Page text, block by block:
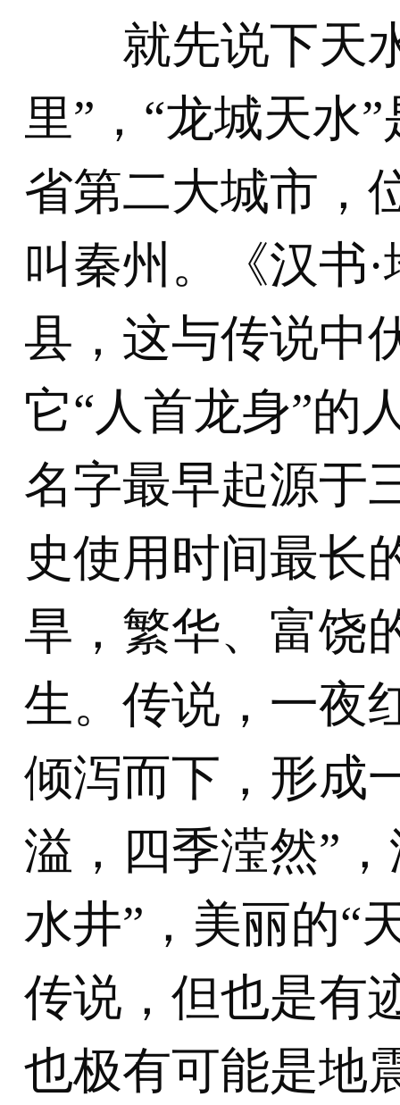
就先说下天水
里”，“龙城天水
省第二大城市，
叫秦州。《汉书
县，这与传说中
它“人首龙身”的
名字最早起源于
史使用时间最长
旱，繁华、富饶
生。传说，一夜
倾泻而下，形成
溢，四季滢然”
水井”，美丽的“
传说，但也是有
也极有可能是地